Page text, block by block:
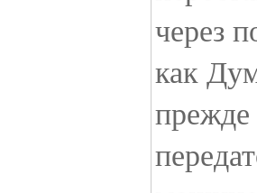
через
как